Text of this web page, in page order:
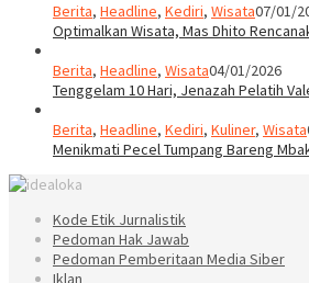
Berita, Headline, Kediri, Wisata07/01/
Optimalkan Wisata, Mas Dhito
Berita, Headline, Wisata04/01/2026
Tenggelam 10 Hari, Jenazah Pelatih
Berita, Headline, Kediri, Kuliner, Wisata
Menikmati Pecel Tumpang Bareng
Kode Etik Jurnalistik
Pedoman Hak Jawab
Pedoman Pemberitaan Media Siber
Iklan